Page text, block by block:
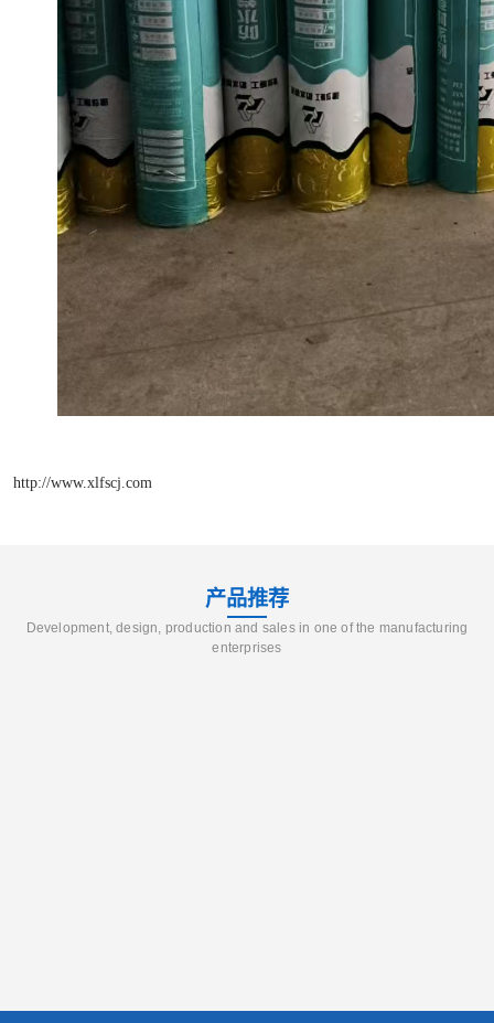
http://www.xlfscj.com
产品推荐
Development, design, production and sales in one of the manufacturing
enterprises